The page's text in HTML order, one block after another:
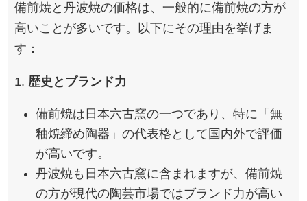
備前焼と丹波焼の価格は、一般的に備前焼の方が
高いことが多いです。以下にその理由を挙げま
す：
1. 歴史とブランド力
備前焼は日本六古窯の一つであり、特に「無
釉焼締め陶器」の代表格として国内外で評価
が高いです。
丹波焼も日本六古窯に含まれますが、備前焼
の方が現代の陶芸市場ではブランド力が高い